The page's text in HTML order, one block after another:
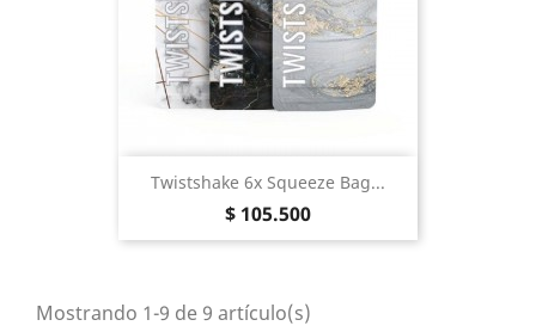
Twistshake 6x Squeeze Bag...
Precio
$ 105.500
Mostrando 1-9 de 9 artículo(s)